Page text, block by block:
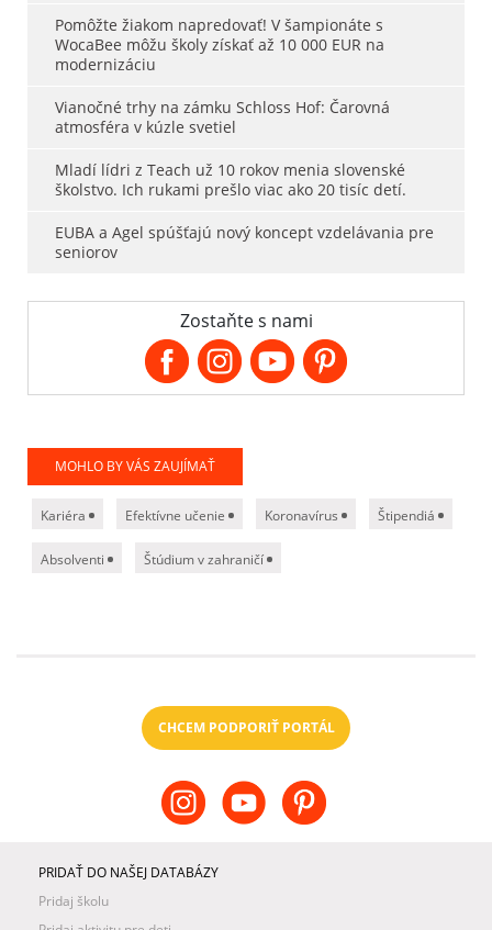
Pomôžte žiakom napredovať! V šampionáte s
WocaBee môžu školy získať až 10 000 EUR na
modernizáciu
Vianočné trhy na zámku Schloss Hof: Čarovná
atmosféra v kúzle svetiel
Mladí lídri z Teach už 10 rokov menia slovenské
školstvo. Ich rukami prešlo viac ako 20 tisíc detí.
EUBA a Agel spúšťajú nový koncept vzdelávania pre
seniorov
Zostaňte s nami
MOHLO BY VÁS ZAUJÍMAŤ
Kariéra Efektívne učenie Koronavírus Štipendiá
Absolventi Štúdium v zahraničí
CHCEM PODPORIŤ PORTÁL
PRIDAŤ DO NAŠEJ DATABÁZY
Pridaj školu